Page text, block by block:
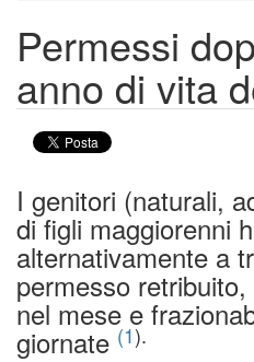
Permessi
anno di vita
I genitori (naturali,
di figli maggiorenni
alternativamente a
permesso
nel mese e
giornate (1).